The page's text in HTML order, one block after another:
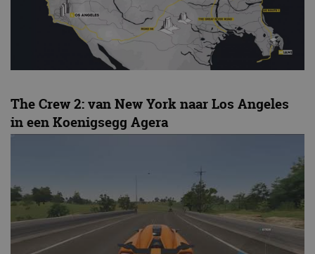
The Crew 2: van New York naar Los Angeles
in een Koenigsegg Agera